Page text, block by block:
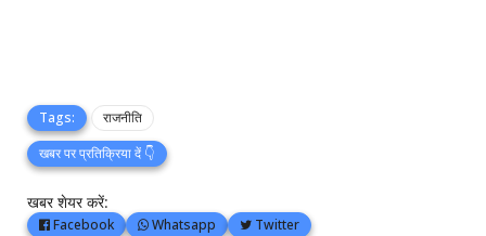
Tags:
राजनीति
खबर पर प्रतिक्रिया दें 👇
खबर शेयर करें:
Facebook Whatsapp Twitter